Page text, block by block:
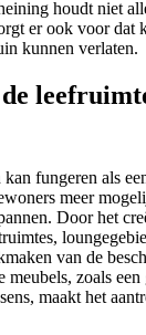
houdt niet
er ook voor dat
kunnen verlaten.
fungeren als
meer
Door het
van de
meubels, zoals
maakt het